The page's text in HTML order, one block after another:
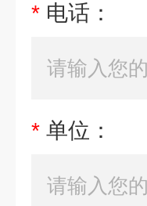
* 电话：
* 单位：